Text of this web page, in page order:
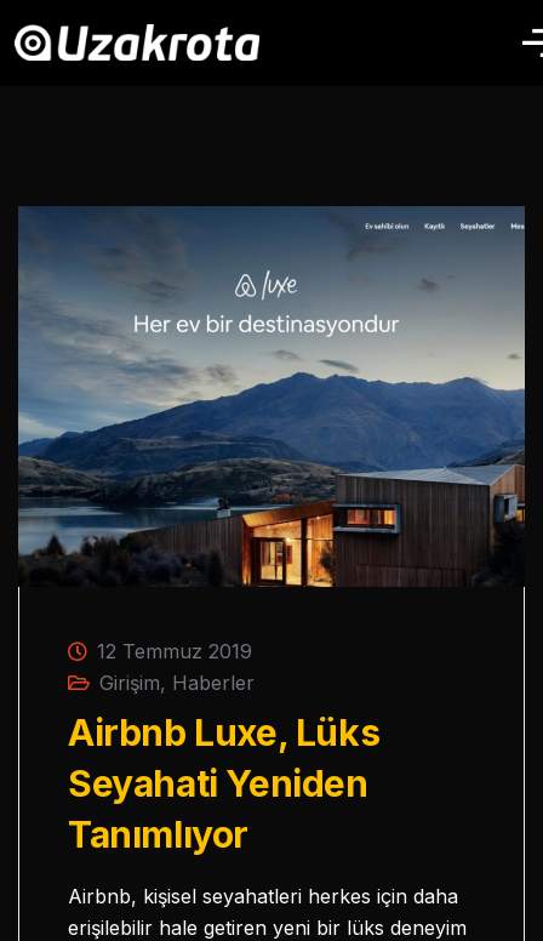
12 Temmuz 2019
Girişim, Haberler
Airbnb Luxe, Lüks
Seyahati Yeniden
Tanımlıyor
Airbnb, kişisel seyahatleri herkes için daha
erişilebilir hale getiren yeni bir lüks deneyim